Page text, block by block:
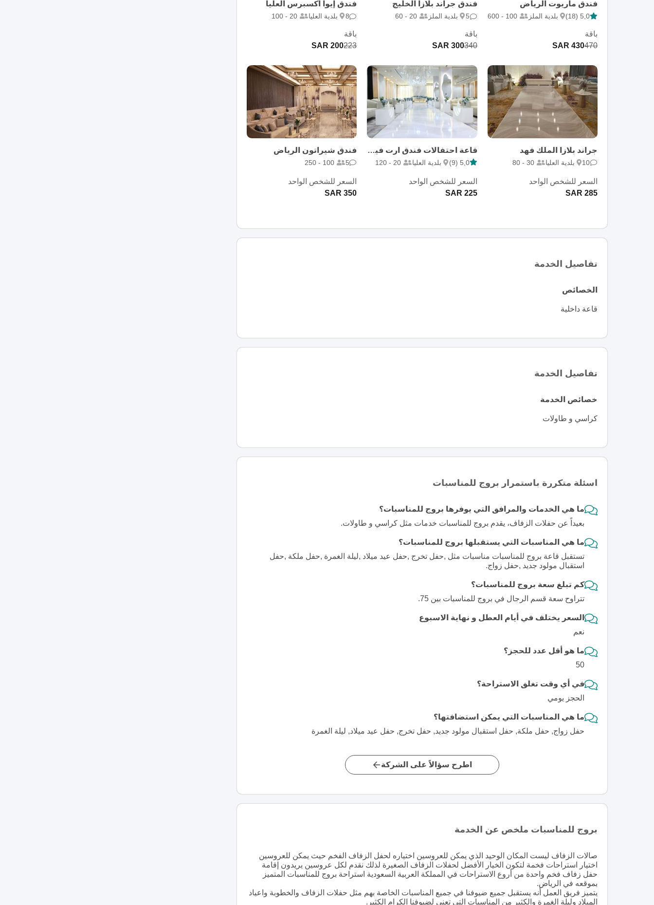
فندق ماريوت الرياض
5,0 (18) بلدية الملز 100 - 600
باقة
470
430 SAR
فندق جراند بلازا الخليج
5 بلدية الملز
باقة
340
300 SAR
فندق إيوا اكسبرس العليا
8 بلدية العليا
باقة
223
200 SAR
جراند بلازا الملك فهد
10 بلدية العليا 30 - 80
السعر للشخص الواحد
285 SAR
قاعة احتفالات فندق ارت فيو - الرياض
5,0 (9) بلدية العليا
السعر للشخص الواحد
225 SAR
فندق شيراتون الرياض
5
100 - 250
السعر للشخص الواحد
350 SAR
تفاصيل الخدمة
الخصائص
قاعة داخلية
تفاصيل الخدمة
خصائص الخدمة
كراسي و طاولات
اسئلة متكررة باستمرار بروج للمناسبات
ما هي الخدمات والمرافق التي يوفرها بروج للمناسبات؟
بعيداً عن حفلات الزفاف، يقدم بروج للمناسبات خدمات مثل كراسي و طاولات.
ما هي المناسبات التي يستقبلها بروج للمناسبات؟
تستقبل قاعة بروج للمناسبات مناسبات مثل ,حفل تخرج ,حفل عيد ميلاد ,ليلة الغمرة ,حفل ملكة ,حفل
استقبال مولود جديد ,حفل زواج.
كم تبلغ سعة بروج للمناسبات؟
تتراوح سعة قسم الرجال في بروج للمناسبات بين 75.
السعر يختلف في أيام العطل و نهاية الاسبوع
نعم
ما هو أقل عدد للحجز؟
50
في أي وقت تغلق الاستراحة؟
الحجز يومي
ما هي المناسبات التي يمكن استضافتها؟
حفل زواج, حفل ملكة, حفل استقبال مولود جديد, حفل تخرج, حفل عيد ميلاد, ليلة الغمرة
اطرح سؤالاً على الشركة
بروج للمناسبات ملخص عن الخدمة
صالات الزفاف ليست المكان الوحيد الذي يمكن للعروسين اختياره لحفل الزفاف الفخم حيث يمكن للعروسين
اختيار استراحات فخمة لتكون الخيار الأفضل لحفلات الزفاف الصغيرة لذلك نقدم لكل عروسين يريدون إقامة
حفل زفاف فخم واحدة من أروع الاستراحات في المملكة العربية السعودية استراحة بروج للمناسبات المتميز
بموقعه في الرياض.
يتميز فريق العمل أنه يستقبل جميع ضيوفنا في جميع المناسبات الخاصة بهم مثل حفلات الزفاف والخطوبة واعياد
الميلاد وليلة الغمرة والكثير من المناسبات التي تعني لضيوفنا الكرام الكثير.